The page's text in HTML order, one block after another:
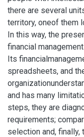
there are several
territory, oneof them
In this way, the
financial
Its
spreadsheets, and
and has many
steps, they are
requirements;
selection and, finally,